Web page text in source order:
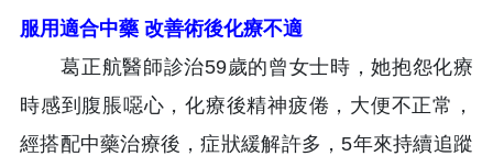
服用適合中藥 改善術後化療不適
葛正航醫師診治59歲的曾女士時，她抱怨化療
時感到腹脹噁心，化療後精神疲倦，大便不正常，
經搭配中藥治療後，症狀緩解許多，5年來持續追蹤